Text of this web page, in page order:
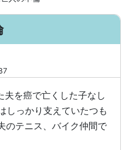
夫を癌で亡くした子なし
しっかり支えていたつも
のテニス、バイク仲間で